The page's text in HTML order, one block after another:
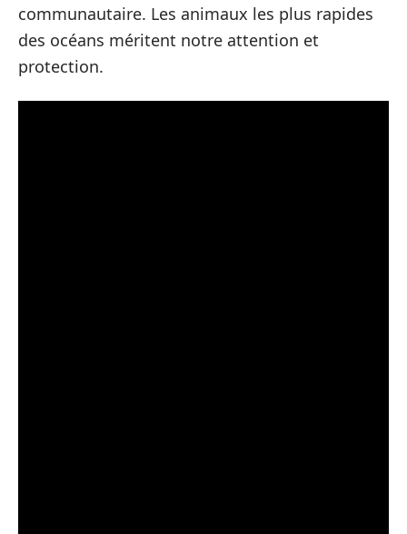
communautaire. Les animaux les plus rapides
des océans méritent notre attention et
protection.